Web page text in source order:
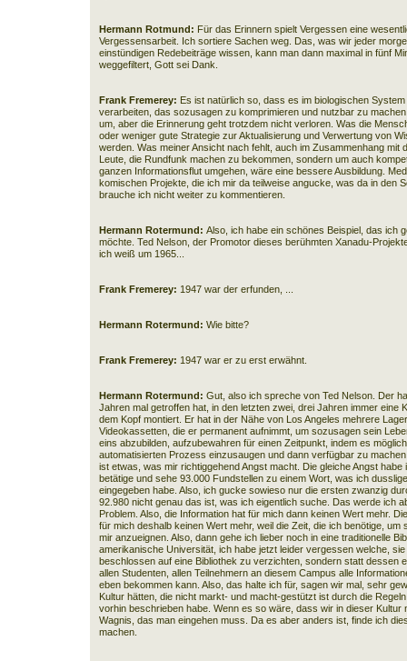
Hermann Rotmund: Für das Erinnern spielt Vergessen eine
Vergessensarbeit. Ich sortiere Sachen weg. Das, was wir jeder
einstündigen Redebeiträge wissen, kann man dann maximal in fünf
weggefiltert, Gott sei Dank.
Frank Fremerey: Es ist natürlich so, dass es im biologischen
verarbeiten, das sozusagen zu komprimieren und nutzbar zu
um, aber die Erinnerung geht trotzdem nicht verloren. Was die
oder weniger gute Strategie zur Aktualisierung und Verwertung von
werden. Was meiner Ansicht nach fehlt, auch im Zusammenhang mit
Leute, die Rundfunk machen zu bekommen, sondern um auch
ganzen Informationsflut umgehen, wäre eine bessere Ausbildung.
komischen Projekte, die ich mir da teilweise angucke, was da in den
brauche ich nicht weiter zu kommentieren.
Hermann Rotermund: Also, ich habe ein schönes Beispiel, das ich
möchte. Ted Nelson, der Promotor dieses berühmten Xanadu-
ich weiß um 1965...
Frank Fremerey: 1947 war der erfunden, ...
Hermann Rotermund: Wie bitte?
Frank Fremerey: 1947 war er zu erst erwähnt.
Hermann Rotermund: Gut, also ich spreche von Ted Nelson. Der
Jahren mal getroffen hat, in den letzten zwei, drei Jahren immer eine
dem Kopf montiert. Er hat in der Nähe von Los Angeles mehrere
Videokassetten, die er permanent aufnimmt, um sozusagen sein
eins abzubilden, aufzubewahren für einen Zeitpunkt, indem es
automatisierten Prozess einzusaugen und dann verfügbar zu
ist etwas, was mir richtiggehend Angst macht. Die gleiche Angst
betätige und sehe 93.000 Fundstellen zu einem Wort, was ich
eingegeben habe. Also, ich gucke sowieso nur die ersten zwanzig
92.980 nicht genau das ist, was ich eigentlich suche. Das werde ich
Problem. Also, die Information hat für mich dann keinen Wert mehr.
für mich deshalb keinen Wert mehr, weil die Zeit, die ich benötige,
mir anzueignen. Also, dann gehe ich lieber noch in eine traditionelle
amerikanische Universität, ich habe jetzt leider vergessen welche,
beschlossen auf eine Bibliothek zu verzichten, sondern statt dessen
allen Studenten, allen Teilnehmern an diesem Campus alle
eben bekommen kann. Also, das halte ich für, sagen wir mal, sehr
Kultur hätten, die nicht markt- und macht-gestützt ist durch die
vorhin beschrieben habe. Wenn es so wäre, dass wir in dieser Kultur
Wagnis, das man eingehen muss. Da es aber anders ist, finde ich
machen.